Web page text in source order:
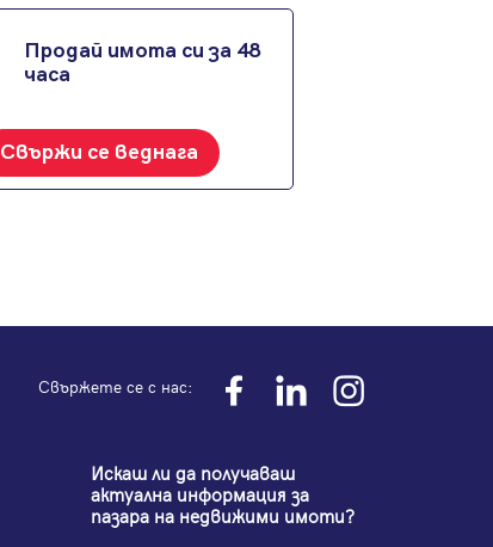
Продай имота си за 48
часа
Свържи се веднага
Свържете се с нас:
Искаш ли да получаваш
актуална информация за
пазара на недвижими имоти?